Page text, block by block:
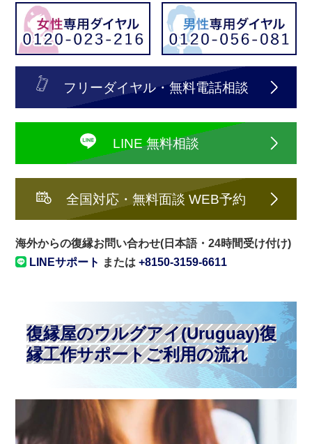
フリーダイヤル・無料電話相談
LINE 無料相談
全国対応・無料面談 WEB予約
海外からの復縁お問い合わせ(日本語・24時間受け付け)
LINEサポート または+8150-3159-6611
復縁屋のウルグアイ(Uruguay)復
縁工作サポートご利用の流れ